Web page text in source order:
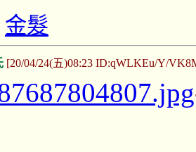
金髮
[20/04/24(五)08:23 ID:qWLKEu/Y/